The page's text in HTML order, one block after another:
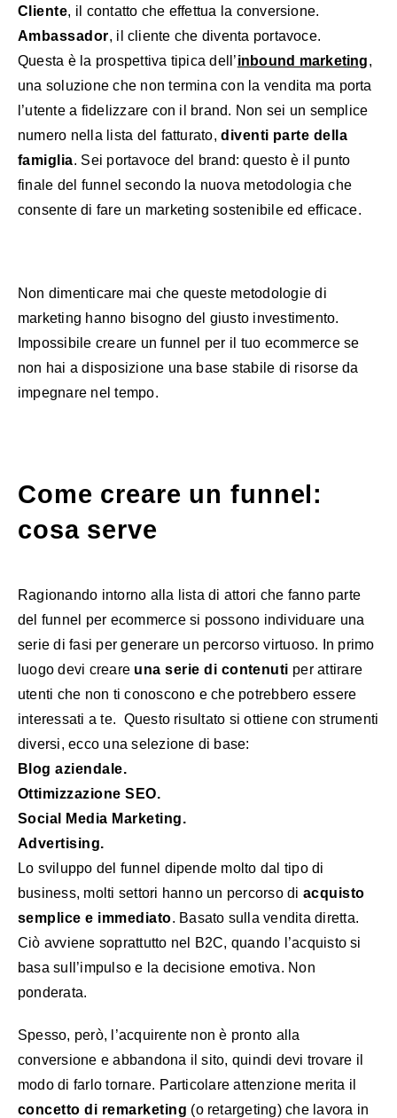
Cliente, il contatto che effettua la conversione.
Ambassador, il cliente che diventa portavoce.
Questa è la prospettiva tipica dell’inbound marketing,
una soluzione che non termina con la vendita ma porta
l’utente a fidelizzare con il brand. Non sei un semplice
numero nella lista del fatturato,diventi parte della
famiglia. Sei portavoce del brand: questo è il punto
finale del funnel secondo la nuova metodologia che
consente di fare un marketing sostenibile ed efficace.
Non dimenticare mai che queste metodologie di
marketing hanno bisogno del giusto investimento.
Impossibile creare un funnel per il tuo ecommerce se
non hai a disposizione una base stabile di risorse da
impegnare nel tempo.
Come creare un funnel:
cosa serve
Ragionando intorno alla lista di attori che fanno parte
del funnel per ecommerce si possono individuare una
serie di fasi per generare un percorso virtuoso. In primo
luogo devi creare una serie di contenuti per attirare
utenti che non ti conoscono e che potrebbero essere
interessati a te. Questo risultato si ottiene con strumenti
diversi, ecco una selezione di base:
Blog aziendale.
Ottimizzazione SEO.
Social Media Marketing.
Advertising.
Lo sviluppo del funnel dipende molto dal tipo di
business, molti settori hanno un percorso di acquisto
semplice e immediato. Basato sulla vendita diretta.
Ciò avviene soprattutto nel B2C, quando l’acquisto si
basa sull’impulso e la decisione emotiva. Non
ponderata.
Spesso, però, l’acquirente non è pronto alla
conversione e abbandona il sito, quindi devi trovare il
modo di farlo tornare. Particolare attenzione merita il
concetto di remarketing (o retargeting) che lavora in